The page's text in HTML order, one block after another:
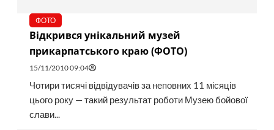
ФОТО
Відкрився унікальний музей
прикарпатського краю (ФОТО)
15/11/2010 09:04
Чотири тисячі відвідувачів за неповних 11 місяців
цього року — такий результат роботи Музею бойової
слави...